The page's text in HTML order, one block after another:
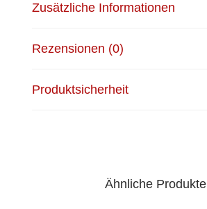
Zusätzliche Informationen
Rezensionen (0)
Produktsicherheit
Ähnliche Produkte